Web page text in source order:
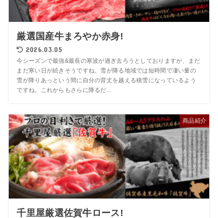
厳選国産牛まろやか赤身!
2026.03.05
今シーズンで最強&最長の寒波が過ぎ去ろうとしておりますが、まだ
まだ寒い日が続きそうですね。雪が降る地域では短時間で凄い量の
雪が降りあっという間に自分の背丈を越える積雪になっているよう
ですね。これからもさらに降るだ...
商品紹介
千里屋厳選佐賀牛ロース!